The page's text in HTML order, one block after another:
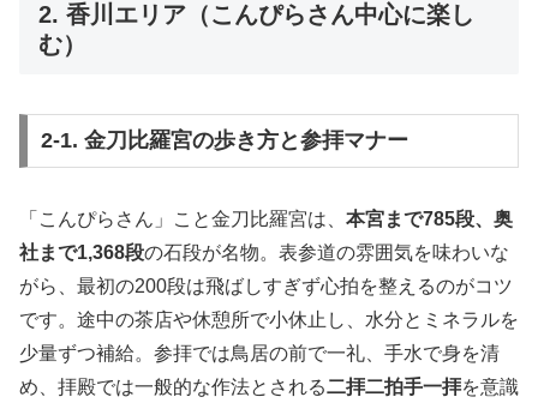
2. 香川エリア（こんぴらさん中心に楽し
む）
2-1. 金刀比羅宮の歩き方と参拝マナー
「こんぴらさん」こと金刀比羅宮は、 本宮まで785段、奥
社まで1,368段の石段が名物。表参道の雰囲気を味わいな
がら、最初の200段は飛ばしすぎず心拍を整えるのがコツ
です。途中の茶店や休憩所で小休止し、水分とミネラルを
少量ずつ補給。参拝では鳥居の前で一礼、手水で身を清
め、拝殿では一般的な作法とされる二拝二拍手一拝を意識